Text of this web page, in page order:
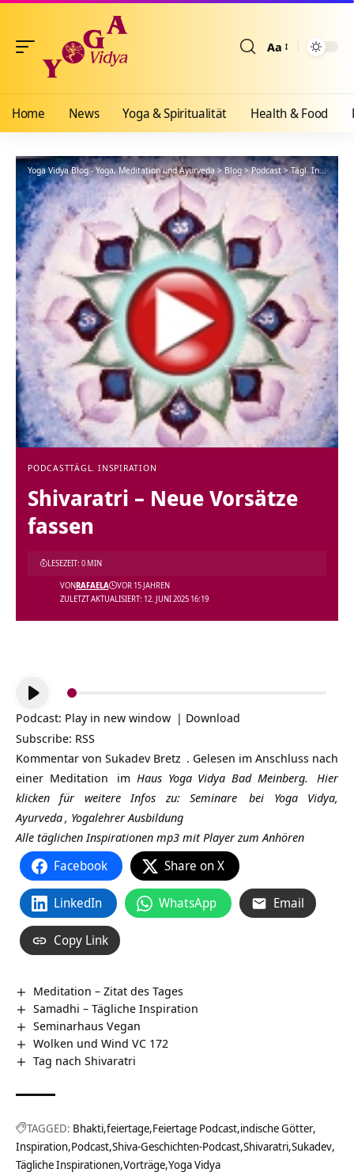
Aa
Home News Yoga & Spiritualität Health & Food
Yoga Vidya Blog - Yoga, Meditation und Ayurveda>Blog>Podcast>Tägl. Inspiration
PODCASTTÄGL. INSPIRATION
Shivaratri – Neue Vorsätze
fassen
ZULETZT AKTUALISIERT: 12. JUNI 2025 16:19
VONRAFAELA VOR 15 JAHREN
LESEZEIT: 0 MIN
Audio-
Player
Podcast: Play in new window | Download
Subscribe: RSS
Kommentar von Sukadev Bretz . Gelesen im Anschluss nach
einer Meditation im Haus Yoga Vidya Bad Meinberg.
Hier
klicken für weitere Infos zu: Seminare
bei Yoga Vidya,
Ayurveda, Yogalehrer Ausbildung
Alle täglichen Inspirationen mp3 mit Player zum Anhören
Facebook Share on X
LinkedIn WhatsApp Email
Copy Link
Meditation – Zitat des Tages
Samadhi – Tägliche Inspiration
Seminarhaus Vegan
Wolken und Wind VC 172
Tag nach Shivaratri
TAGGED: Bhakti feiertage Feiertage Podcast indische Götter
Inspiration Podcast Shiva-Geschichten-Podcast Shivaratri Sukadev
Tägliche Inspirationen Vorträge Yoga Vidya